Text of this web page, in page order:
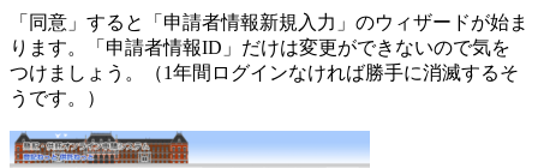
「同意」すると「申請者情報新規入力」のウィザードが始ま
ります。「申請者情報ID」だけは変更ができないので気を
つけましょう。（1年間ログインなければ勝手に消滅するそ
うです。）